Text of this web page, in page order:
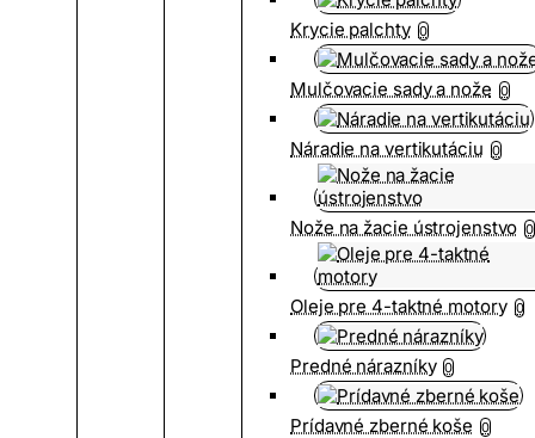
Krycie palchty 0
Mulčovacie sady a nože 0
Náradie na vertikutáciu 0
Nože na žacie ústrojenstvo 0
Oleje pre 4-taktné motory 0
Predné nárazníky 0
Prídavné zberné koše 0